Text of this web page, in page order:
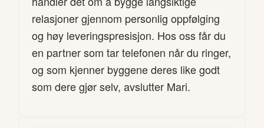
relasjoner gjennom personlig oppfølging
og høy leveringspresisjon. Hos oss får du
en partner som tar telefonen når du ringer,
og som kjenner byggene deres like godt
som dere gjør selv, avslutter Mari.